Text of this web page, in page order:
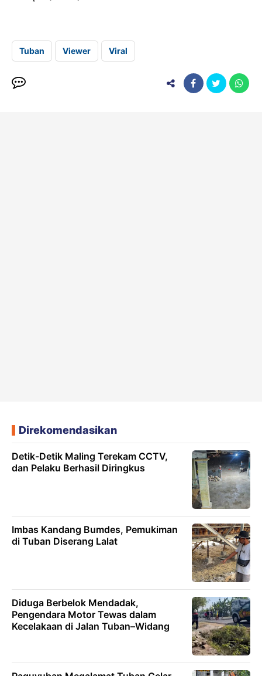
Tuban Viewer Viral
Direkomendasikan
Detik-Detik Maling Terekam CCTV,
dan Pelaku Berhasil Diringkus
Imbas Kandang Bumdes, Pemukiman
di Tuban Diserang Lalat
Diduga Berbelok Mendadak,
Pengendara Motor Tewas dalam
Kecelakaan di Jalan Tuban–Widang